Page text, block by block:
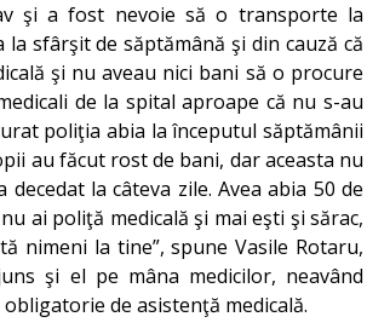
şi a fost nevoie să o transporte la
sfârşit de săptămână şi din cauză că
şi nu aveau nici bani să o procure
de la spital aproape că nu s-au
poliţia abia la începutul săptămânii
au făcut rost de bani, dar aceasta nu
decedat la câteva zile. Avea abia 50 de
ai poliţă medicală şi mai eşti şi sărac,
nimeni la tine”, spune Vasile Rotaru,
şi el pe mâna medicilor, neavând
de asistenţă medicală.